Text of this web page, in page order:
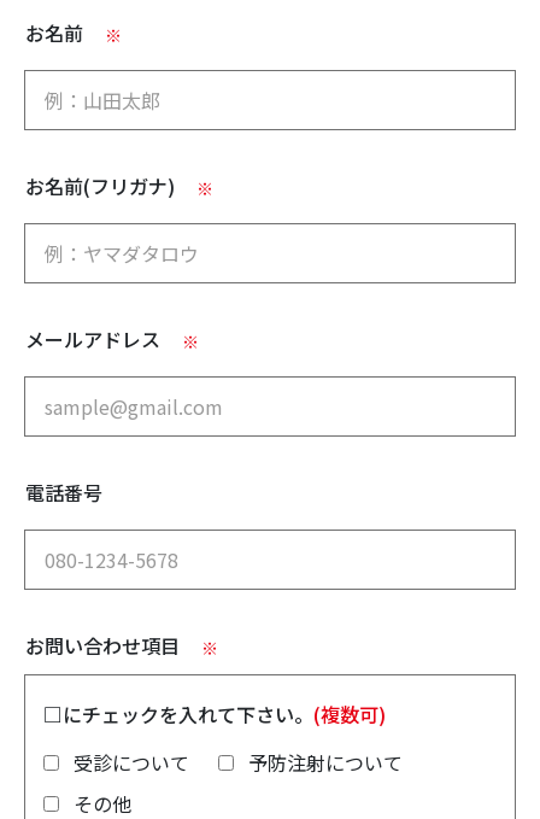
お名前 ※
お名前(フリガナ) ※
メールアドレス ※
電話番号
お問い合わせ項目 ※
□にチェックを入れて下さい。 (複数可)
受診について
予防注射について
その他